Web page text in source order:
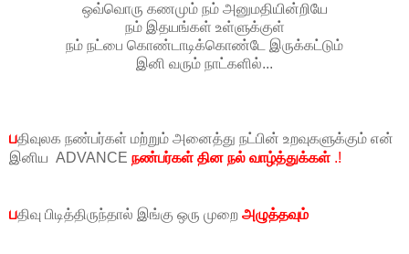
ஒவ்வொரு கணமும் நம் அனுமதியின்றியே
நம் இதயங்கள் உள்ளுக்குள்
நம் நட்பை கொண்டாடிக்கொண்டே இருக்கட்டும்
இனி வரும் நாட்களில்...
பதிவுலக நண்பர்கள் மற்றும் அனைத்து நட்பின் உறவுகளுக்கும் என்
இனிய ADVANCE நண்பர்கள் தின நல் வாழ்த்துக்கள் .!
பதிவு பிடித்திருந்தால் இங்கு ஒரு முறை அழுத்தவும்